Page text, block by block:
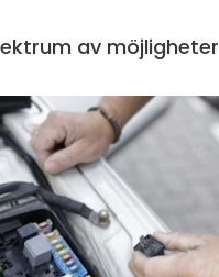
av möjligheter